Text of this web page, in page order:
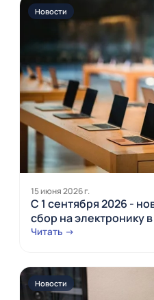
Новости
15 июня 2026 г.
С 1 сентября 2026 -
сбор на электронику
Читать →
Новости